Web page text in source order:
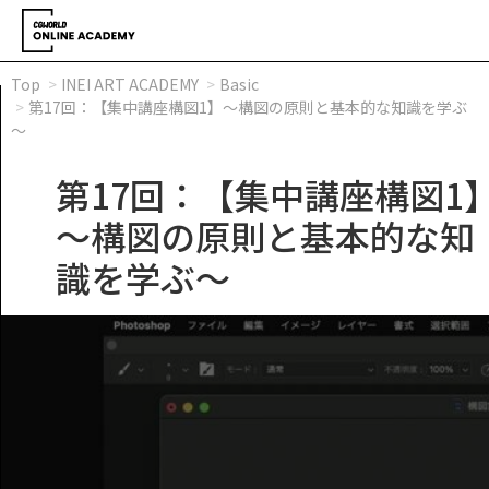
Top INEI ART ACADEMY
Basic
第17回：【集中講座構図1】～構図の原則と基本的な知識を学ぶ
～
第17回：【集中講座構図1
～構図の原則と基本的な知
識を学ぶ～